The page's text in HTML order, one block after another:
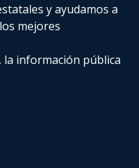
y ayudamos a
mejores
la información pública